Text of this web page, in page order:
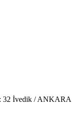
32 İvedik / ANKARA